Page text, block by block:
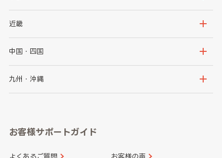
秋田県
群馬県
千葉県
新潟県
石川県
山梨県
愛知県
近畿
大阪府
京都府
和歌山県
中国・四国
鳥取県
山口県
九州・沖縄
長崎県
お客様サポートガイド
よくあるご質問 お客様の声